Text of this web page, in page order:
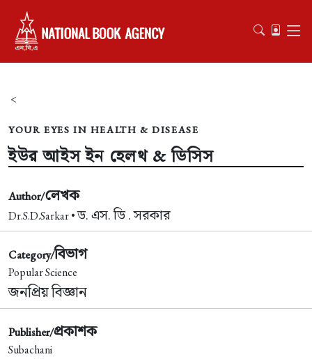
<
YOUR EYES IN HEALTH & DISEASE
ইউর আইস ইন হেলথ & ডিসিস
Author/লেখক
Dr.S.D.Sarkar •ড. এস. ডি . সরকার
Category/বিভাগ
Popular Science
জনপ্রিয় বিজ্ঞান
Publisher/প্রকাশক
Subachani